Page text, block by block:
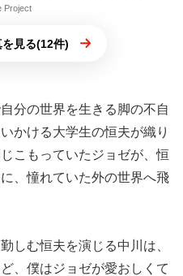
Project
見る(12件)
分の世界を生きる脚の不自
かける大学生の恒夫が織り
こもっていたジョゼが、恒
、憧れていた外の世界へ飛
しむ恒夫を演じる中川は、
、僕はジョゼが愛おしくて